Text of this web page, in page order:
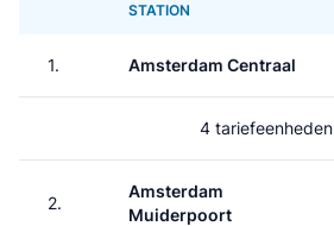
STATION
1. Amsterdam Centraal
4 tariefeenheden
2.
Amsterdam
Muiderpoort